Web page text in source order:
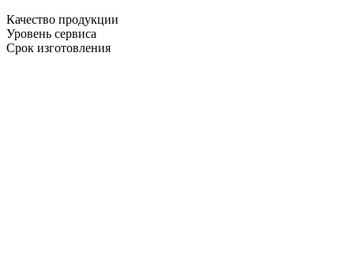
Качество продукции
Уровень сервиса
Срок изготовления